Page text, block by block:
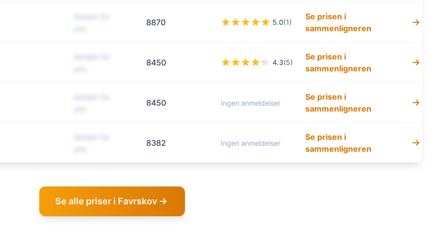
8870 5.0(1)
Se prisen i
sammenligneren
8450 4.3(5)
Se prisen i
sammenligneren
8450 Ingen anmeldelser
Se prisen i
sammenligneren
8382 Ingen anmeldelser
Se prisen i
sammenligneren
Se alle priser i Favrskov